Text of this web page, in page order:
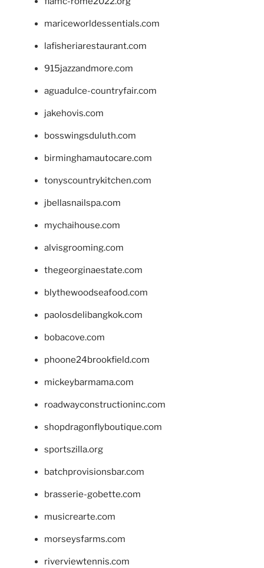
mariceworldessentials.com
lafisheriarestaurant.com
915jazzandmore.com
aguadulce-countryfair.com
jakehovis.com
bosswingsduluth.com
birminghamautocare.com
tonyscountrykitchen.com
jbellasnailspa.com
mychaihouse.com
alvisgrooming.com
thegeorginaestate.com
blythewoodseafood.com
paolosdelibangkok.com
bobacove.com
phoone24brookfield.com
mickeybarmama.com
roadwayconstructioninc.com
shopdragonflyboutique.com
sportszilla.org
batchprovisionsbar.com
brasserie-gobette.com
musicrearte.com
morseysfarms.com
riverviewtennis.com